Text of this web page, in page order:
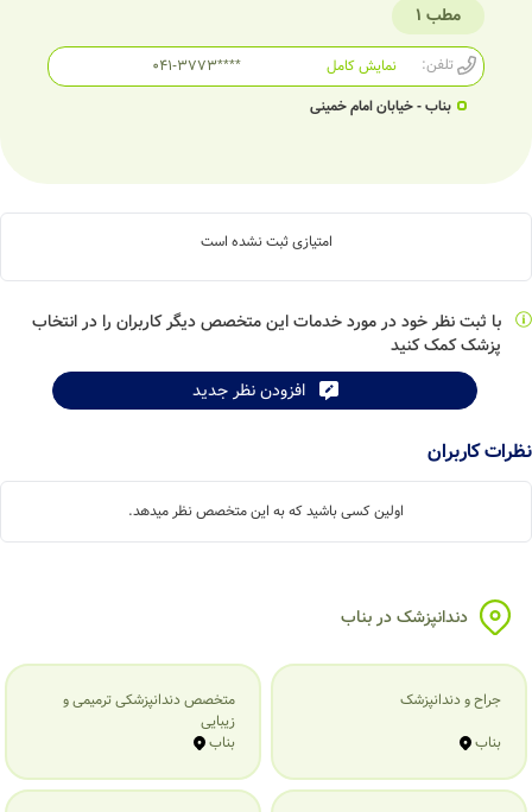
مطب 1
تلفن: 041-3773****
نمایش کامل
بناب - خیابان امام خمینی
امتیازی ثبت نشده است
با ثبت نظر خود در مورد خدمات این متخصص دیگر کاربران را در انتخاب
پزشک کمک کنید
افزودن نظر جدید
نظرات کاربران
اولین کسی باشید که به این متخصص نظر میدهد.
دندانپزشک در بناب
جراح و دندانپزشک
بناب
متخصص دندانپزشکی ترمیمی و
زیبایی
بناب